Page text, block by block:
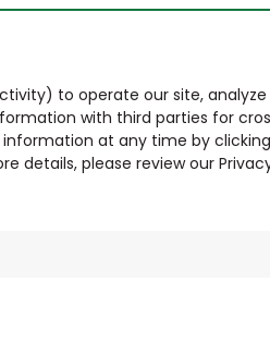
to operate our site,
with third parties for
at any time by clicking
details, please review our